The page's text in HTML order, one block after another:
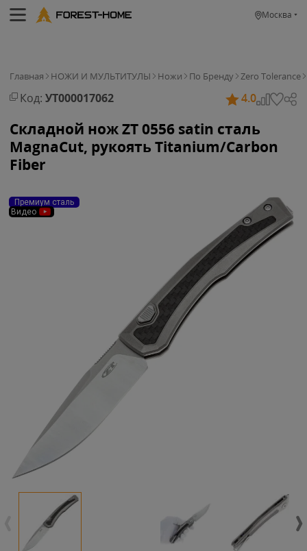
Москва
Главная НОЖИ И МУЛЬТИТУЛЫ Ножи По Бренду Zero Tolerance
Код: УТ000017062 4.0
Складной нож ZT 0556 satin сталь
MagnaCut, рукоять Titanium/Carbon
Fiber
Премиум сталь
Видео